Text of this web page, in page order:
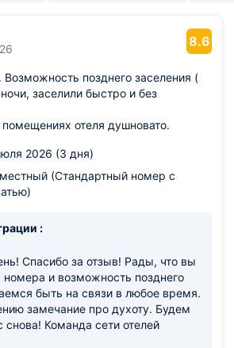
8.6
Возможность позднего заселения (
заселили быстро и без
помещениях отеля душновато.
2026 (3 дня)
(Стандартный номер с
:
Спасибо за отзыв! Рады, что вы
номера и возможность позднего
быть на связи в любое время.
замечание про духоту. Будем
снова! Команда сети отелей